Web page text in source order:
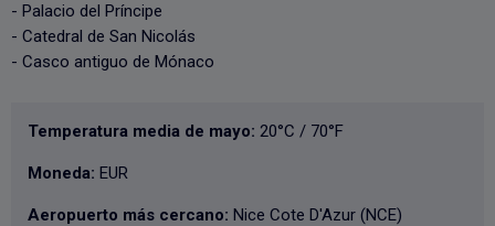
- Palacio del Príncipe
- Catedral de San Nicolás
- Casco antiguo de Mónaco
Temperatura media de mayo: 20°C / 70°F
Moneda: EUR
Aeropuerto más cercano: Nice Cote D'Azur (NCE)